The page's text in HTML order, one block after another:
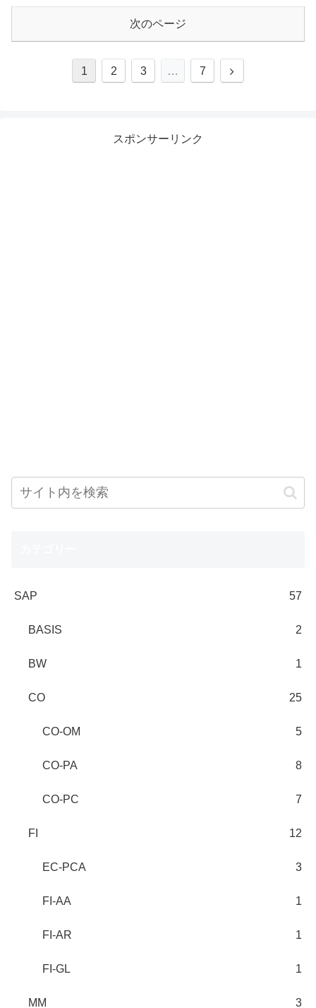
次のページ
1 2 3 … 7
スポンサーリンク
SAP 57
BASIS 2
BW 1
CO 25
CO-OM 5
CO-PA 8
CO-PC 7
FI 12
EC-PCA 3
FI-AA 1
FI-AR 1
FI-GL 1
MM 3